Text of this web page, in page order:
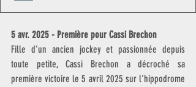
5 avr. 2025 - Première pour Cassi Brechon
Fille d’un ancien jockey et passionnée depuis
toute petite, Cassi Brechon a décroché sa
première victoire le 5 avril 2025 sur l’hippodrome